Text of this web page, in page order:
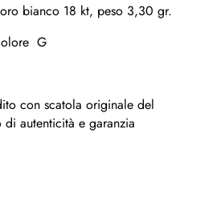
bianco 18 kt, peso 3,30 gr.
G
con scatola originale del
autenticità e garanzia